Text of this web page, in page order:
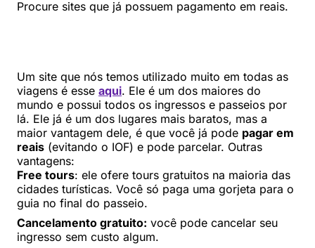
Procure sites que já possuem pagamento em reais.
Um site que nós temos utilizado muito em todas as
viagens é esse aqui. Ele é um dos maiores do
mundo e possui todos os ingressos e passeios por
lá. Ele já é um dos lugares mais baratos, mas a
maior vantagem dele, é que você já pode pagar em
reais (evitando o IOF) e pode parcelar. Outras
vantagens:
Free tours: ele ofere tours gratuitos na maioria das
cidades turísticas. Você só paga uma gorjeta para o
guia no final do passeio.
Cancelamento gratuito: você pode cancelar seu
ingresso sem custo algum.